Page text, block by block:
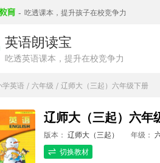
- 吃透课本，提升孩子在校竞争力
英语朗读宝
吃透英语课本，提升在校竞争力
学英语 / 六年级 / 辽师大（三起）六年级下册
辽师大（三起）六
版本： 辽师大（三起） 年级：
切换教材